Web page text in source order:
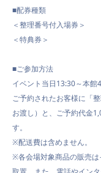
VIDEO
■配券種類
＜整理番号付入場券＞
＜特典券＞
■ご参加方法
イベント当日13:30～本館
ご予約されたお客様に「
お渡し）と、 ご予約代金
す。
※配送費は含めません。
※各会場対象商品の販売は